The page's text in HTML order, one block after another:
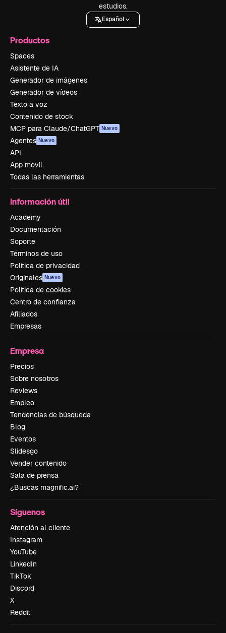
estudios.
Español
Productos
Spaces
Asistente de IA
Generador de imágenes
Generador de vídeos
Texto a voz
Contenido de stock
MCP para Claude/ChatGPT Nuevo
Agentes Nuevo
API
App móvil
Todas las herramientas
Información útil
Academy
Documentación
Soporte
Términos de uso
Política de privacidad
Originales Nuevo
Política de cookies
Centro de confianza
Afiliados
Empresas
Empresa
Precios
Sobre nosotros
Reviews
Empleo
Tendencias de búsqueda
Blog
Eventos
Slidesgo
Vender contenido
Sala de prensa
¿Buscas magnific.ai?
Síguenos
Atención al cliente
Instagram
YouTube
LinkedIn
TikTok
Discord
X
Reddit